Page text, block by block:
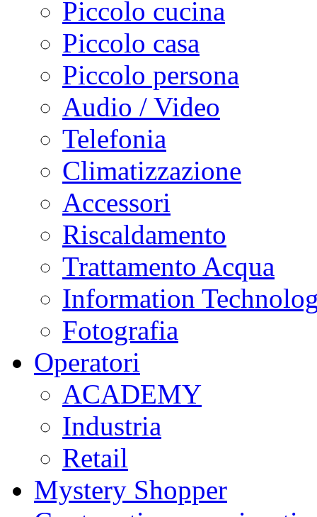
Piccolo cucina
Piccolo casa
Piccolo persona
Audio / Video
Telefonia
Climatizzazione
Accessori
Riscaldamento
Trattamento Acqua
Information
Fotografia
Operatori
ACADEMY
Industria
Retail
Mystery Shopper